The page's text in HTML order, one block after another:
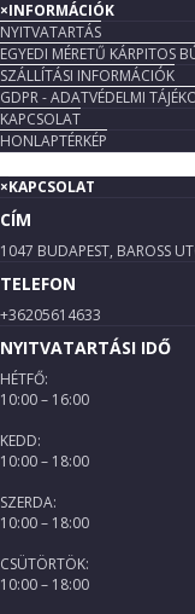
×INFORMÁCIÓK
NYITVATARTÁS
EGYEDI MÉRETŰ KÁRPITOS
SZÁLLÍTÁSI INFORMÁCIÓK
GDPR - ADATVÉDELMI
KAPCSOLAT
HONLAPTÉRKÉP
×KAPCSOLAT
CÍM
1047 BUDAPEST, BAROSS
TELEFON
+36205614633
NYITVATARTÁSI IDŐ
HÉTFŐ:
10:00 – 16:00
KEDD:
10:00 – 18:00
SZERDA:
10:00 – 18:00
CSÜTÖRTÖK:
10:00 – 18:00